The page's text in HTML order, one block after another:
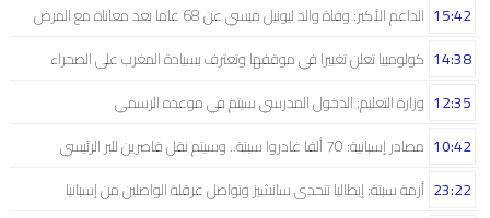
الداعم الأكبر: وفاة والد ليونيل ميسي عن 68 عاما بعد معاناة مع المرض 15:42
كولومبيا تعلن تغييرا في موقفها وتعترف بسيادة المغرب على الصحراء 14:38
وزارة التعليم: الدخول المدرسي سیتم في موعده الرسمي 12:35
مصادر إسبانية: 70 ألفا غادروا سبتة.. وسيتم نقل قاصرين للبر الرئيسي 10:42
أزمة سبتة: إيطاليا تتحدى سانشيز وتواصل عرقلة الواصلين من إسبانيا 23:22